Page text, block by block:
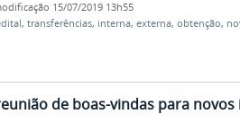
15/07/2019 13h55
, transferências, interna, externa, obtenção,
de boas-vindas para novos